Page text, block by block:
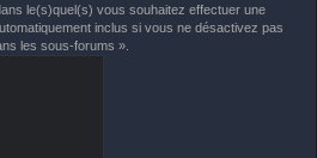
le(s)quel(s) vous souhaitez effectuer une
inclus si vous ne désactivez pas
les sous-forums ».